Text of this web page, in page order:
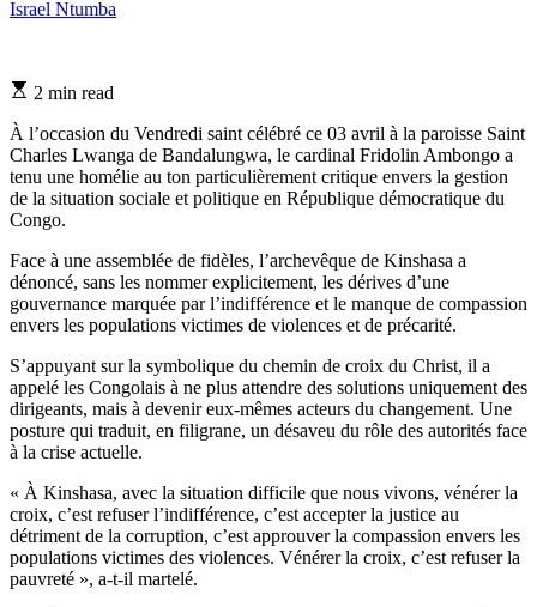
Israel Ntumba
Estimated
time
2 min read
À l’occasion du Vendredi saint célébré ce 03 avril à la paroisse Saint
Charles Lwanga de Bandalungwa, le cardinal Fridolin Ambongo a
tenu une homélie au ton particulièrement critique envers la gestion
de la situation sociale et politique en République démocratique du
Congo.
Face à une assemblée de fidèles, l’archevêque de Kinshasa a
dénoncé, sans les nommer explicitement, les dérives d’une
gouvernance marquée par l’indifférence et le manque de compassion
envers les populations victimes de violences et de précarité.
S’appuyant sur la symbolique du chemin de croix du Christ, il a
appelé les Congolais à ne plus attendre des solutions uniquement des
dirigeants, mais à devenir eux-mêmes acteurs du changement. Une
posture qui traduit, en filigrane, un désaveu du rôle des autorités face
à la crise actuelle.
« À Kinshasa, avec la situation difficile que nous vivons, vénérer la
croix, c’est refuser l’indifférence, c’est accepter la justice au
détriment de la corruption, c’est approuver la compassion envers les
populations victimes des violences. Vénérer la croix, c’est refuser la
pauvreté », a-t-il martelé.